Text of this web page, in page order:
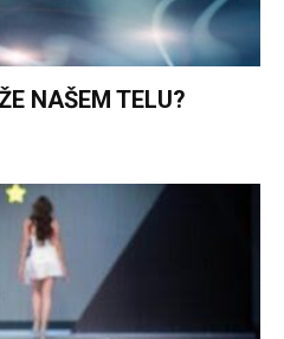
NAŠEM TELU?